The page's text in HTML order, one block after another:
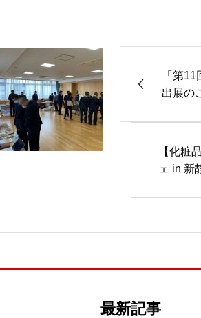
「第
出展の
【化粧
ェ in 新
最新記事